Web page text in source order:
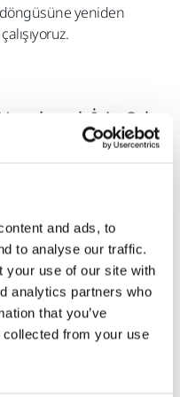
and ads, to
to analyse our traffic.
your use of our site with
analytics partners who
that you’ve
collected from your use
yeniden
İçin Çaba
4 5
9